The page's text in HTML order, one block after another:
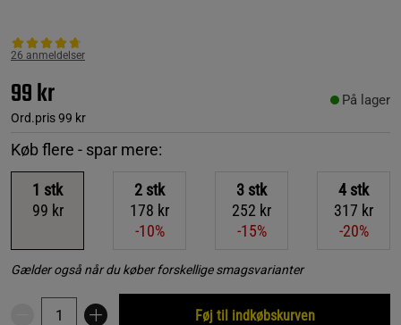
26 anmeldelser
99 kr
Ord.pris99 kr
På lager
Køb flere - spar mere:
1 stk
99 kr
2 stk
178 kr
-10%
3 stk
252 kr
-15%
4 stk
317 kr
-20%
Gælder også når du køber forskellige smagsvarianter
Føj til indkøbskurven